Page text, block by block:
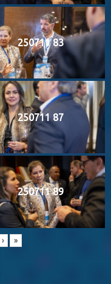
250711 83
250711 87
250711 89
› »